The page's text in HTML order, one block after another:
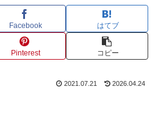
Facebook はてブ
Pinterest コピー
2021.07.21 2026.04.24